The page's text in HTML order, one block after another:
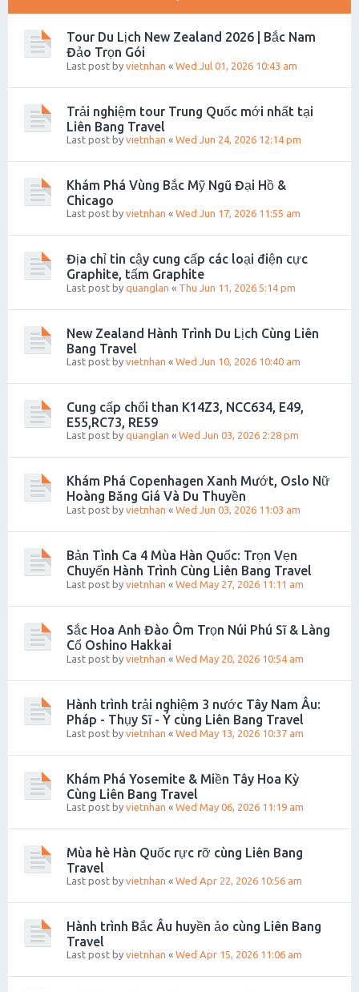
Tour Du Lịch New Zealand 2026 | Bắc Nam
Đảo Trọn Gói
Last post by vietnhan « Wed Jul 01, 2026 10:43 am
Trải nghiệm tour Trung Quốc mới nhất tại
Liên Bang Travel
Last post by vietnhan « Wed Jun 24, 2026 12:14 pm
Khám Phá Vùng Bắc Mỹ Ngũ Đại Hồ &
Chicago
Last post by vietnhan « Wed Jun 17, 2026 11:55 am
Địa chỉ tin cậy cung cấp các loại điện cực
Graphite, tấm Graphite
Last post by quanglan « Thu Jun 11, 2026 5:14 pm
New Zealand Hành Trình Du Lịch Cùng Liên
Bang Travel
Last post by vietnhan « Wed Jun 10, 2026 10:40 am
Cung cấp chổi than K14Z3, NCC634, E49,
E55,RC73, RE59
Last post by quanglan « Wed Jun 03, 2026 2:28 pm
Khám Phá Copenhagen Xanh Mướt, Oslo Nữ
Hoàng Băng Giá Và Du Thuyền
Last post by vietnhan « Wed Jun 03, 2026 11:03 am
Bản Tình Ca 4 Mùa Hàn Quốc: Trọn Vẹn
Chuyến Hành Trình Cùng Liên Bang Travel
Last post by vietnhan « Wed May 27, 2026 11:11 am
Sắc Hoa Anh Đào Ôm Trọn Núi Phú Sĩ & Làng
Cổ Oshino Hakkai
Last post by vietnhan « Wed May 20, 2026 10:54 am
Hành trình trải nghiệm 3 nước Tây Nam Âu:
Pháp - Thụy Sĩ - Ý cùng Liên Bang Travel
Last post by vietnhan « Wed May 13, 2026 10:37 am
Khám Phá Yosemite & Miền Tây Hoa Kỳ
Cùng Liên Bang Travel
Last post by vietnhan « Wed May 06, 2026 11:19 am
Mùa hè Hàn Quốc rực rỡ cùng Liên Bang
Travel
Last post by vietnhan « Wed Apr 22, 2026 10:56 am
Hành trình Bắc Âu huyền ảo cùng Liên Bang
Travel
Last post by vietnhan « Wed Apr 15, 2026 11:06 am